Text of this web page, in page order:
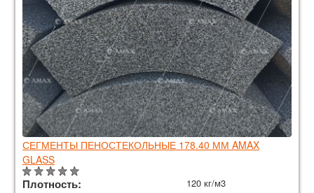
СЕГМЕНТЫ ПЕНОСТЕКОЛЬНЫЕ 178.40 ММ AMAX
GLASS
Плотность: 120 кг/м3